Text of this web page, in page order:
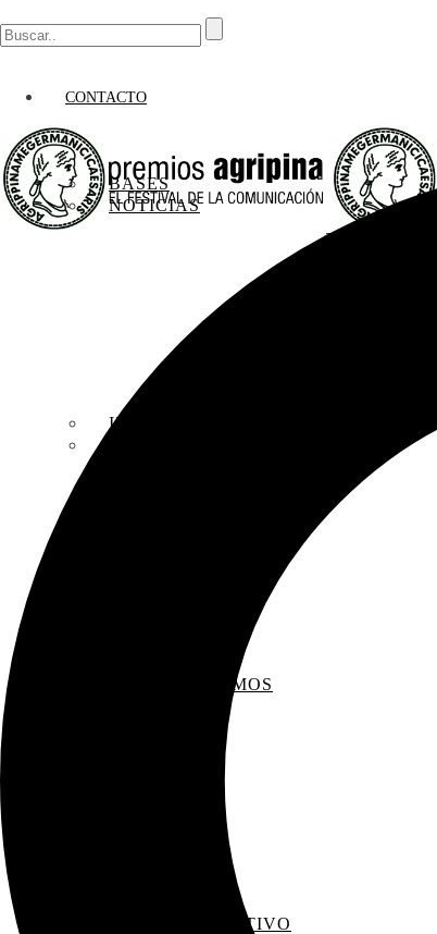
BASES
INSCRIPCIONES
NOTICIAS
RECOMENDAMOS
EL SACO CREATIVO
CONTACTO